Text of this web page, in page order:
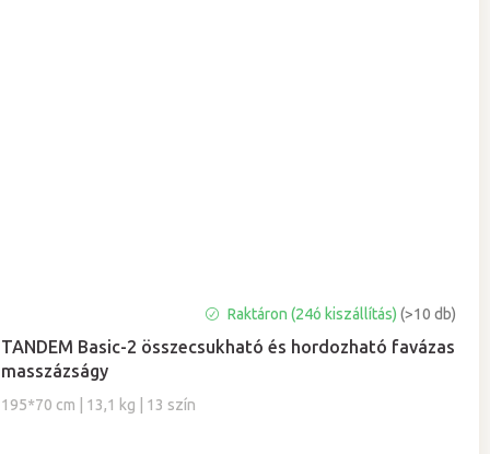
TANDEM Basic-2 összecsukható és hordozható favázas
masszázságy
195*70 cm | 13,1 kg | 13 szín
átlagos
értékelése
5-
Raktáron (24ó kiszállítás)(>10 db)